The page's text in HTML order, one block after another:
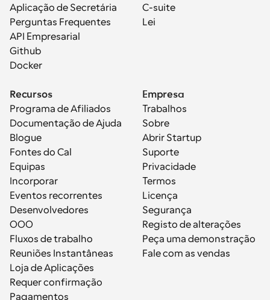
Aplicação de Secretária
Perguntas Frequentes
API Empresarial
Github
Docker
C-suite
Lei
Recursos
Programa de Afiliados
Documentação de Ajuda
Blogue
Fontes do Cal
Equipas
Incorporar
Eventos recorrentes
Desenvolvedores
OOO
Fluxos de trabalho
Reuniões Instantâneas
Loja de Aplicações
Requer confirmação
Pagamentos
Empresa
Trabalhos
Sobre
Abrir Startup
Suporte
Privacidade
Termos
Licença
Segurança
Registo de alterações
Peça uma demonstração
Fale com as vendas